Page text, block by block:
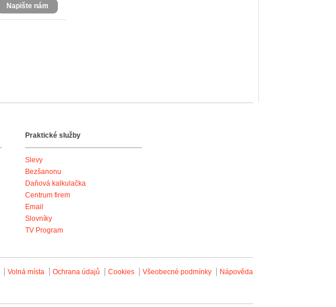
Napište nám
Praktické služby
Slevy
Bezšanonu
Daňová kalkulačka
Centrum firem
Email
Slovníky
TV Program
Volná místa Ochrana údajů Cookies Všeobecné podmínky Nápověda